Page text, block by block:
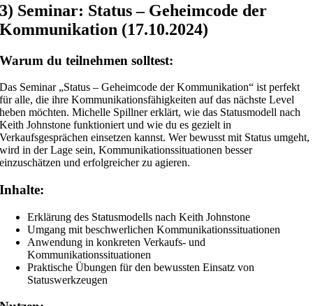
3) Seminar: Status – Geheimcode der
Kommunikation (17.10.2024)
Warum du teilnehmen solltest:
Das Seminar „Status – Geheimcode der Kommunikation“ ist perfekt
für alle, die ihre Kommunikationsfähigkeiten auf das nächste Level
heben möchten. Michelle Spillner erklärt, wie das Statusmodell nach
Keith Johnstone funktioniert und wie du es gezielt in
Verkaufsgesprächen einsetzen kannst. Wer bewusst mit Status umgeht,
wird in der Lage sein, Kommunikationssituationen besser
einzuschätzen und erfolgreicher zu agieren.
Inhalte:
Erklärung des Statusmodells nach Keith Johnstone
Umgang mit beschwerlichen Kommunikationssituationen
Anwendung in konkreten Verkaufs- und
Kommunikationssituationen
Praktische Übungen für den bewussten Einsatz von
Statuswerkzeugen